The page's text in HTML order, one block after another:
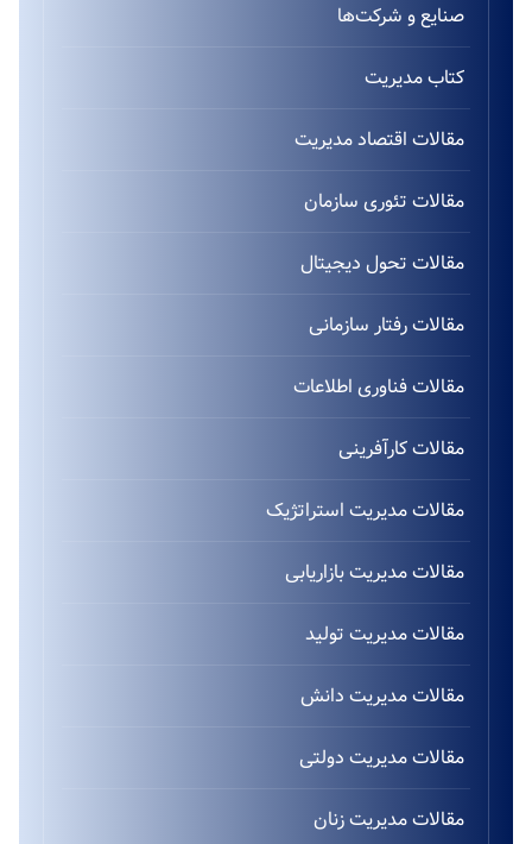
صنایع و شرکت‌ها
کتاب مدیریت
مقالات اقتصاد مدیریت
مقالات تئوری سازمان
مقالات تحول دیجیتال
مقالات رفتار سازمانی
مقالات فناوری اطلاعات
مقالات کارآفرینی
مقالات مدیریت استراتژیک
مقالات مدیریت بازاریابی
مقالات مدیریت تولید
مقالات مدیریت دانش
مقالات مدیریت دولتی
مقالات مدیریت زنان